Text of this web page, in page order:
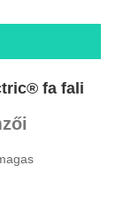
fa fali